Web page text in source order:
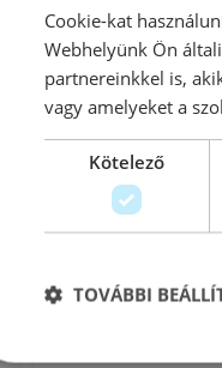
ALCA (Alcaplast)
WC csatlakozó
Azonosító:
Cookie-kat
Webhelyünk Ön
partnereinkkel is,
vagy amelyeket a
Kötelező
TOVÁBBI